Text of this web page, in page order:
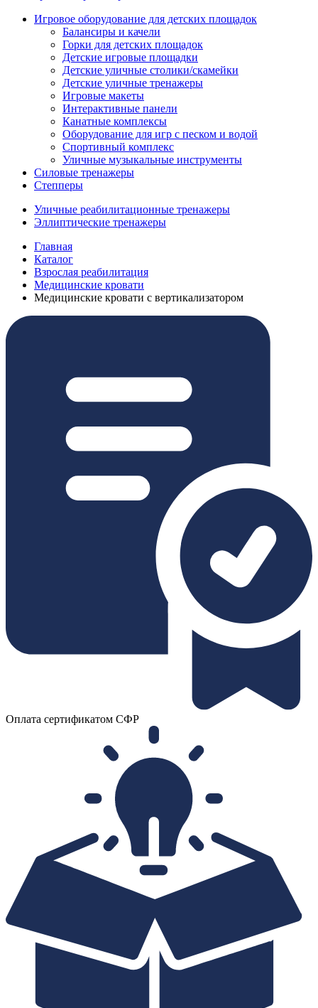
Игровое оборудование для детских площадок
Балансиры и качели
Горки для детских площадок
Детские игровые площадки
Детские уличные столики/скамейки
Детские уличные тренажеры
Игровые макеты
Интерактивные панели
Канатные комплексы
Оборудование для игр с песком и водой
Спортивный комплекс
Уличные музыкальные инструменты
Силовые тренажеры
Степперы
Уличные реабилитационные тренажеры
Эллиптические тренажеры
Главная
Каталог
Взрослая реабилитация
Медицинские кровати
Медицинские кровати с вертикализатором
Оплата сертификатом СФР